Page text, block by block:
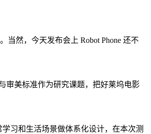
然，今天发布会上 Robot Phone 还不
审美标准作为研究课题，把好莱坞电影
习和生活场景做体系化设计，在本次测